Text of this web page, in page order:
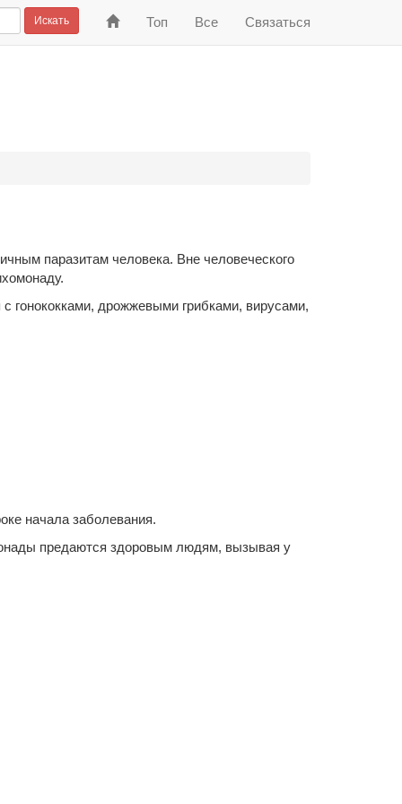
На
Топ Все Связаться
Искать
паразитам человека. Вне человеческого
гонококками, дрожжевыми грибками, вирусами,
начала заболевания.
предаются здоровым людям, вызывая у